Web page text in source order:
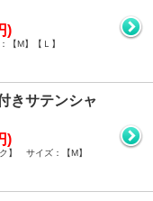
)
【M】【Ｌ】
きサテンシャ
)
】 サイズ：【M】